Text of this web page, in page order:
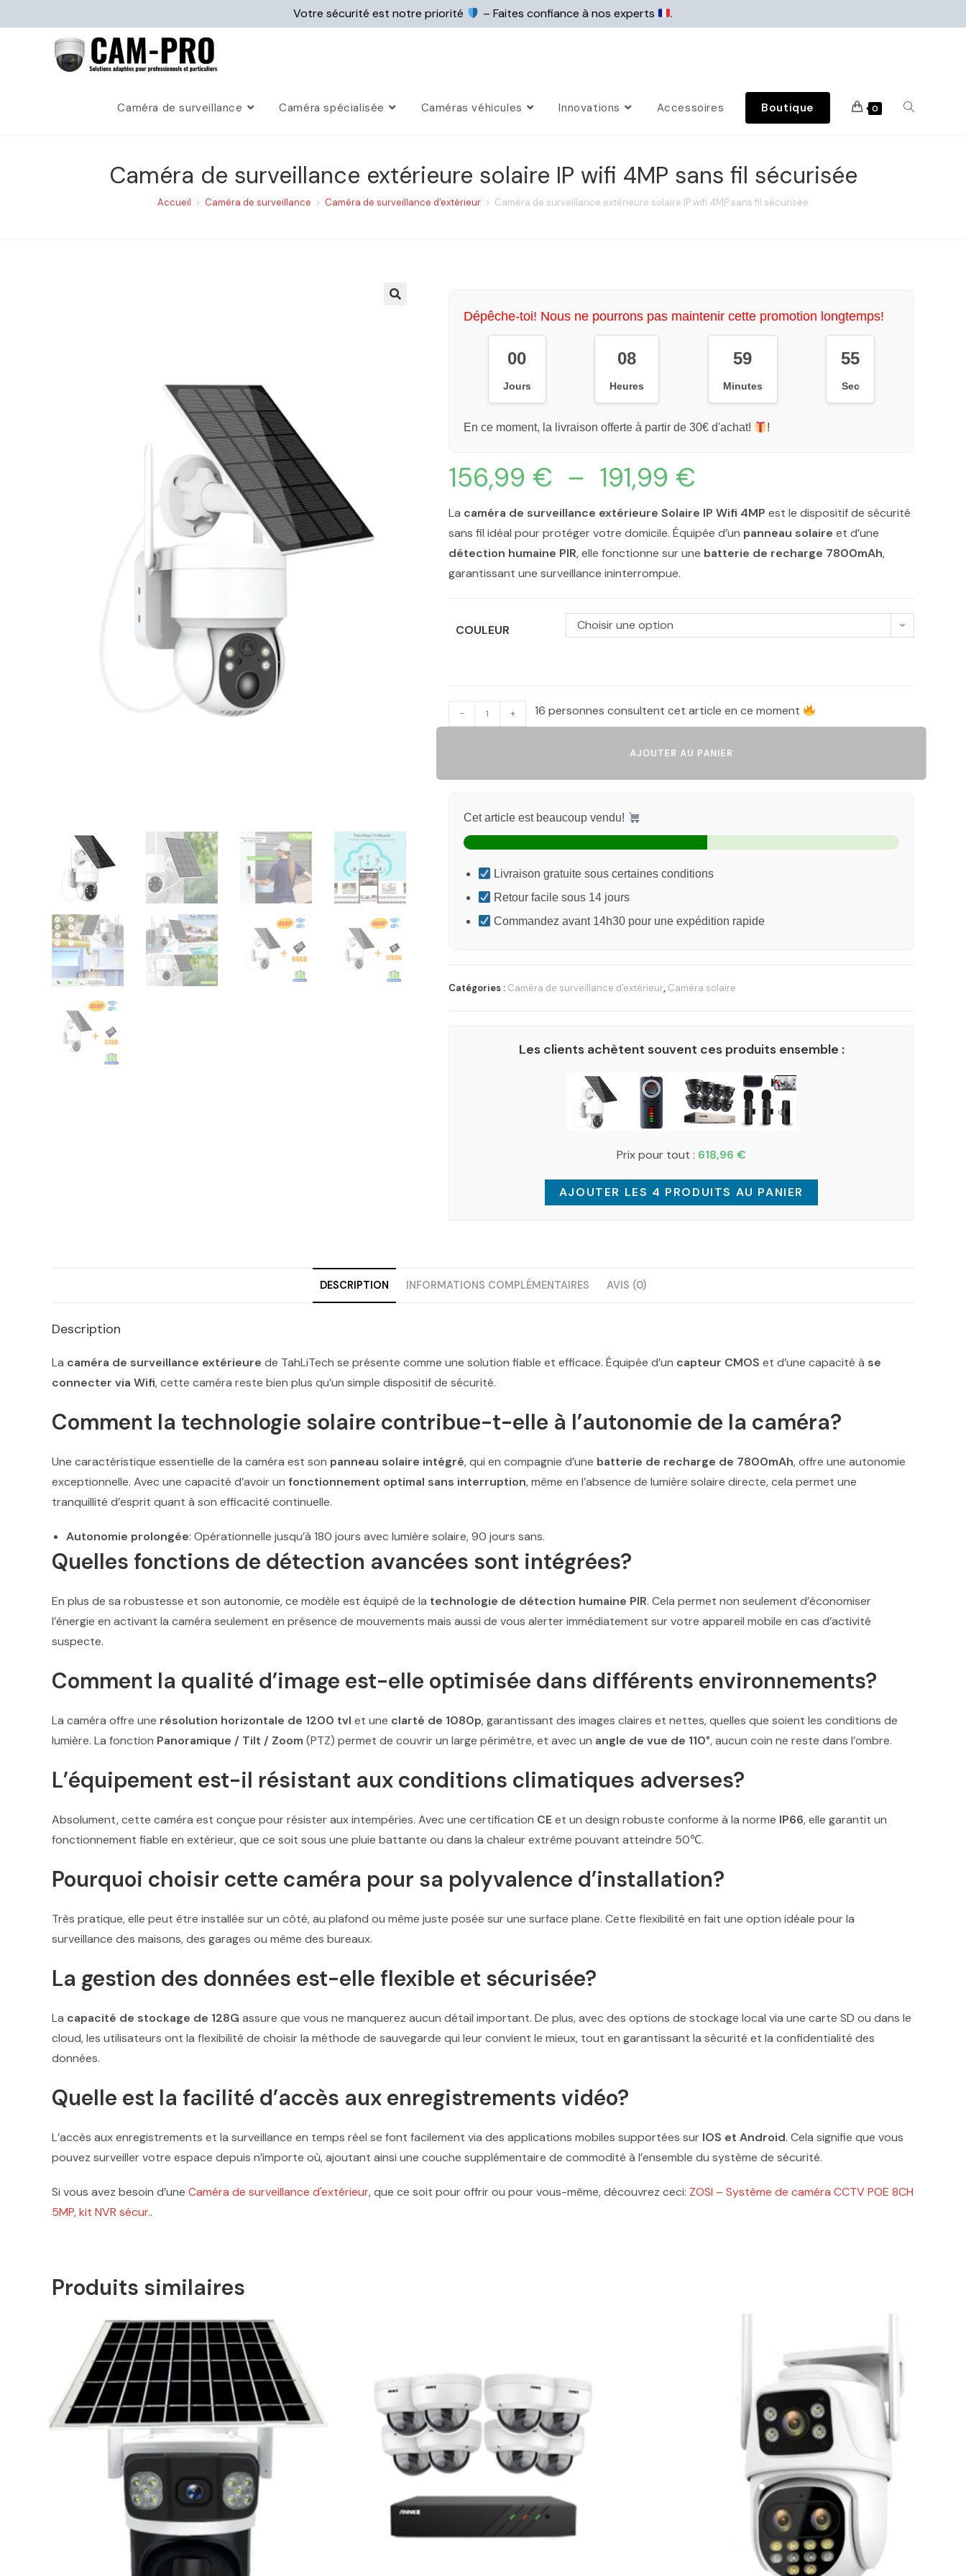
Votre sécurité est notre priorité – Faites confiance à nos experts .
Caméra de surveillance Caméra spécialisée Caméras véhicules Innovations Accessoires Boutique 0
Caméra de surveillance extérieure solaire IP wifi 4MP sans fil sécurisée
Accueil > Caméra de surveillance > Caméra de surveillance d'extérieur > Caméra de surveillance extérieure solaire IP wifi 4MP sans fil sécurisée
Dépêche-toi! Nous ne pourrons pas maintenir cette promotion longtemps!
00
Jours
08
Heures
59
Minutes
54
Sec
En ce moment, la livraison offerte à partir de 30€ d'achat! !
156,99 € – 191,99 €
La caméra de surveillance extérieure Solaire IP Wifi 4MP est le dispositif de sécurité
sans fil idéal pour protéger votre domicile. Équipée d’un panneau solaire et d’une
détection humaine PIR, elle fonctionne sur une batterie de recharge 7800mAh,
garantissant une surveillance ininterrompue.
COULEUR Choisir une option
- + 16 personnes consultent cet article en ce moment
AJOUTER AU PANIER
Cet article est beaucoup vendu!
Livraison gratuite sous certaines conditions
Retour facile sous 14 jours
Commandez avant 14h30 pour une expédition rapide
Catégories : Caméra de surveillance d'extérieur, Caméra solaire
Les clients achètent souvent ces produits ensemble :
Prix pour tout : 618,96 €
AJOUTER LES 4 PRODUITS AU PANIER
DESCRIPTION INFORMATIONS COMPLÉMENTAIRES AVIS (0)
Description
La caméra de surveillance extérieure de TahLiTech se présente comme une solution fiable et efficace. Équipée d’un capteur CMOS et d’une capacité à se
connecter via Wifi, cette caméra reste bien plus qu’un simple dispositif de sécurité.
Comment la technologie solaire contribue-t-elle à l’autonomie de la caméra?
Une caractéristique essentielle de la caméra est son panneau solaire intégré, qui en compagnie d’une batterie de recharge de 7800mAh, offre une autonomie
exceptionnelle. Avec une capacité d’avoir un fonctionnement optimal sans interruption, même en l’absence de lumière solaire directe, cela permet une
tranquillité d’esprit quant à son efficacité continuelle.
Autonomie prolongée: Opérationnelle jusqu’à 180 jours avec lumière solaire, 90 jours sans.
Quelles fonctions de détection avancées sont intégrées?
En plus de sa robustesse et son autonomie, ce modèle est équipé de la technologie de détection humaine PIR. Cela permet non seulement d’économiser
l’énergie en activant la caméra seulement en présence de mouvements mais aussi de vous alerter immédiatement sur votre appareil mobile en cas d’activité
suspecte.
Comment la qualité d’image est-elle optimisée dans différents environnements?
La caméra offre une résolution horizontale de 1200 tvl et une clarté de 1080p, garantissant des images claires et nettes, quelles que soient les conditions de
lumière. La fonction Panoramique / Tilt / Zoom (PTZ) permet de couvrir un large périmètre, et avec un angle de vue de 110°, aucun coin ne reste dans l’ombre.
L’équipement est-il résistant aux conditions climatiques adverses?
Absolument, cette caméra est conçue pour résister aux intempéries. Avec une certification CE et un design robuste conforme à la norme IP66, elle garantit un
fonctionnement fiable en extérieur, que ce soit sous une pluie battante ou dans la chaleur extrême pouvant atteindre 50℃.
Pourquoi choisir cette caméra pour sa polyvalence d’installation?
Très pratique, elle peut être installée sur un côté, au plafond ou même juste posée sur une surface plane. Cette flexibilité en fait une option idéale pour la
surveillance des maisons, des garages ou même des bureaux.
La gestion des données est-elle flexible et sécurisée?
La capacité de stockage de 128G assure que vous ne manquerez aucun détail important. De plus, avec des options de stockage local via une carte SD ou dans le
cloud, les utilisateurs ont la flexibilité de choisir la méthode de sauvegarde qui leur convient le mieux, tout en garantissant la sécurité et la confidentialité des
données.
Quelle est la facilité d’accès aux enregistrements vidéo?
L’accès aux enregistrements et la surveillance en temps réel se font facilement via des applications mobiles supportées sur IOS et Android. Cela signifie que vous
pouvez surveiller votre espace depuis n’importe où, ajoutant ainsi une couche supplémentaire de commodité à l’ensemble du système de sécurité.
Si vous avez besoin d’une Caméra de surveillance d'extérieur, que ce soit pour offrir ou pour vous-même, découvrez ceci: ZOSI – Système de caméra CCTV POE 8CH
5MP, kit NVR sécur..
Produits similaires